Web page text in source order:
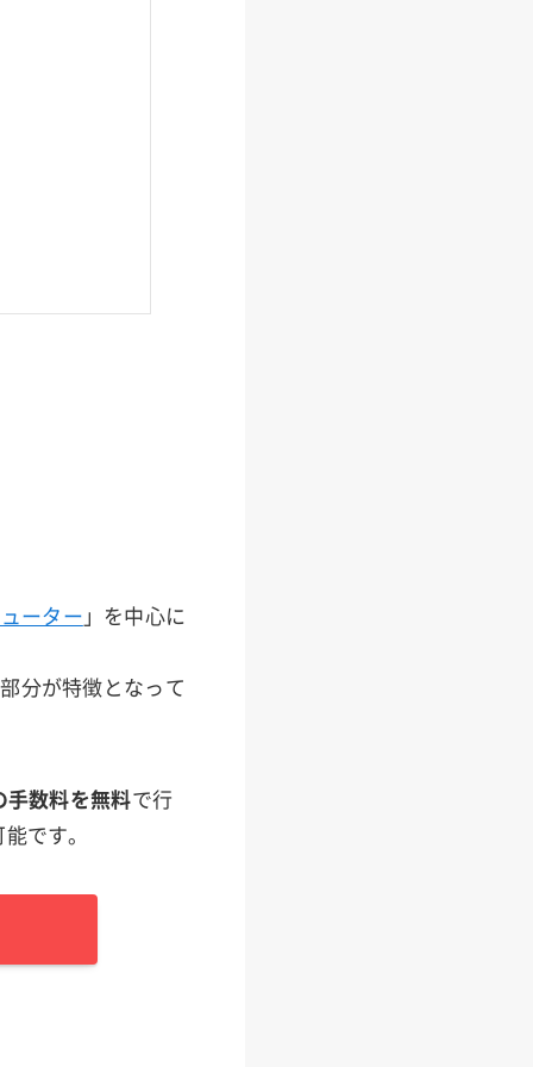
ーター 」を中心に
分が特徴となって
手数料を無料で行
です。